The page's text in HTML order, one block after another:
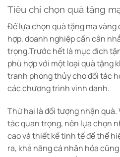
Tiêu chí chọn quà tặng
Để lựa chọn quà tặng mạ
hợp, doanh nghiệp cần cân
trọng.Trước hết là mục đích
phù hợp với một loại quà tặng
tranh phong thủy cho đối tác
các chương trình vinh danh.
Thứ hai là đối tượng nhận quà.
tác quan trọng, nên lựa chọn
cao và thiết kế tinh tế để thể
ra, khả năng cá nhân hóa